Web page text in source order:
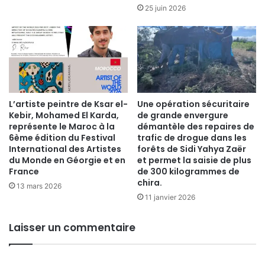
25 juin 2026
​L’artiste peintre de Ksar el-
Kebir, Mohamed El Karda,
représente le Maroc à la
6ème édition du Festival
International des Artistes
du Monde en Géorgie et en
France
13 mars 2026
Une opération sécuritaire
de grande envergure
démantèle des repaires de
trafic de drogue dans les
forêts de Sidi Yahya Zaër
et permet la saisie de plus
de 300 kilogrammes de
chira.
11 janvier 2026
Laisser un commentaire